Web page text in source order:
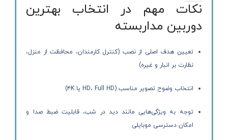
نکات مهم در انتخاب بهترین
دوربین مداربسته
تعیین هدف اصلی از نصب (کنترل کارمندان، محافظت از منزل،
نظارت بر انبار و غیره)
انتخاب وضوح تصویر مناسب (HD، Full HD یا ۴K)
توجه به ویژگی‌هایی مانند دید در شب، قابلیت ضبط صدا و
امکان دسترسی موبایلی